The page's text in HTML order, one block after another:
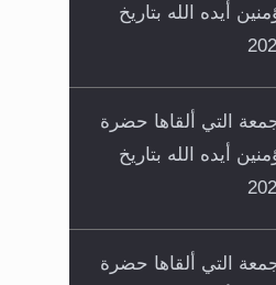
أيده الله بتاريخ
التي ألقاها حضرة
أيده الله بتاريخ
التي ألقاها حضرة